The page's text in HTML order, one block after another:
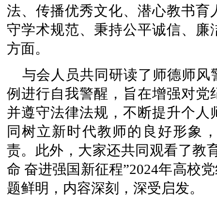
法、传播优秀文化、潜心教书
守学术规范、秉持公平诚信、
方面。
与会人员共同研读了师德师
例进行自我警醒，旨在增强对
并遵守法律法规，不断提升个
同树立新时代教师的良好形象
责。此外，大家还共同观看了教
命 奋进强国新征程”2024年高校
题鲜明，内容深刻，深受启发。